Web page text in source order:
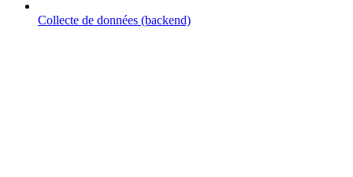
Collecte de données (backend)